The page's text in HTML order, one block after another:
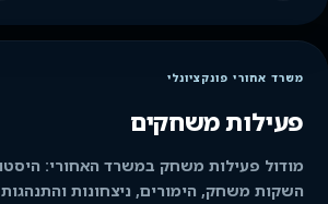
משרד אחורי פונקציונלי
פעילות משחקים
מודול פעילות משחק במשרד האחורי:
השקות משחק, הימורים, ניצחונות